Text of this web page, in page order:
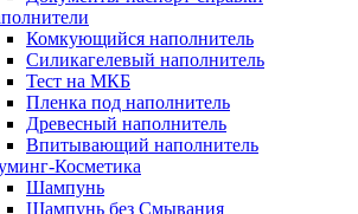
Комкующийся наполнитель
Силикагелевый наполнитель
Тест на МКБ
Пленка под наполнитель
Древесный наполнитель
Впитывающий наполнитель
Косметика
Шампунь
Шампунь без Смывания